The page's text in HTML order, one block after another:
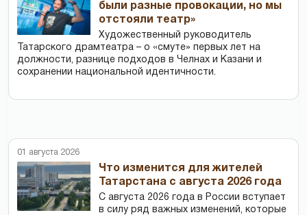
были разные провокации, но мы
отстояли театр»
Художественный руководитель
Татарского драмтеатра – о «смуте» первых лет на
должности, разнице подходов в Челнах и Казани и
сохранении национальной идентичности.
01 августа 2026
Что изменится для жителей
Татарстана с августа 2026 года
С августа 2026 года в России вступает
в силу ряд важных изменений, которые